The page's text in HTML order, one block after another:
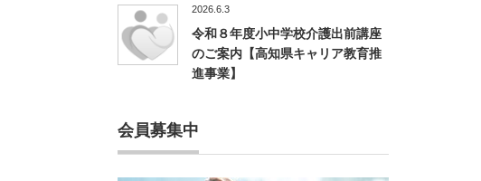
2026.6.3
令和８年度小中学校介護出前講座
のご案内【高知県キャリア教育推
進事業】
会員募集中